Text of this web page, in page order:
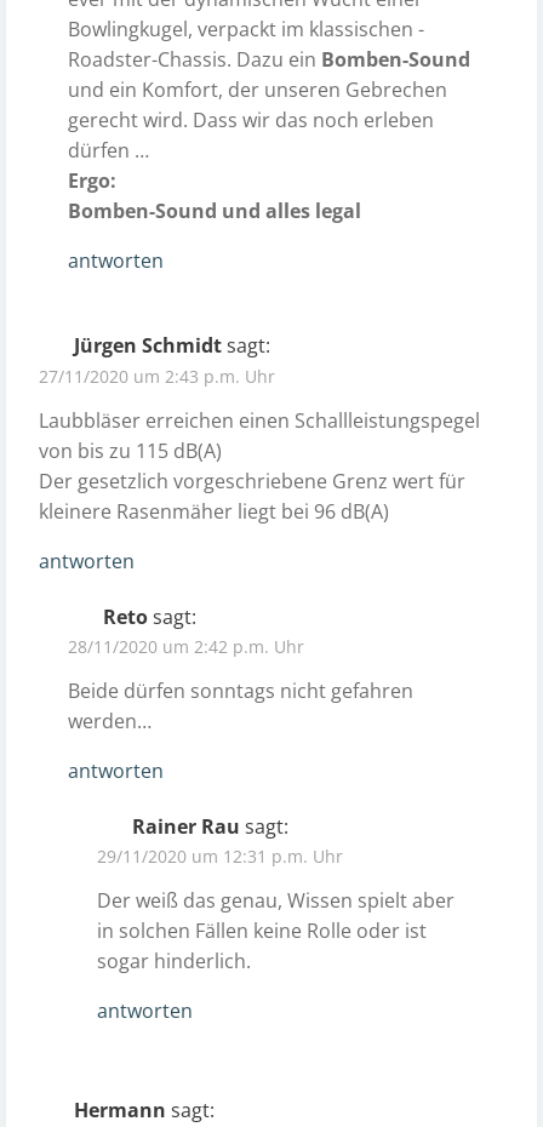
Bowlingkugel, verpackt im klassischen ­
Roadster-Chassis. Dazu ein Bomben-Sound
und ein Komfort, der unseren Gebrechen
gerecht wird. Dass wir das noch erleben
dürfen …
Ergo:
Bomben-Sound und alles legal
antworten
Jürgen Schmidtsagt:
27/11/2020 um 2:43 p.m. Uhr
Laubbläser erreichen einen Schallleistungspegel
von bis zu 115 dB(A)
Der gesetzlich vorgeschriebene Grenz wert für
kleinere Rasenmäher liegt bei 96 dB(A)
antworten
Retosagt:
28/11/2020 um 2:42 p.m. Uhr
Beide dürfen sonntags nicht gefahren
werden…
antworten
Rainer Rau sagt:
29/11/2020 um 12:31 p.m. Uhr
Der weiß das genau, Wissen spielt aber
in solchen Fällen keine Rolle oder ist
sogar hinderlich.
antworten
Hermann sagt: